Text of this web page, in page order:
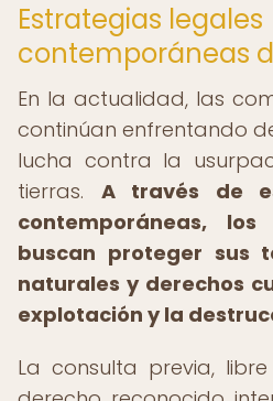
Estrategias legales
contemporáneas
En la actualidad, las
continúan enfrentando
lucha contra la
tierras. A través de
contemporáneas,
buscan proteger sus
naturales y derechos
explotación y la
La consulta previa,